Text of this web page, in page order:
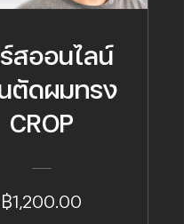
สออนไลน์
ตัดผมทรง
CROP
฿1,200.00